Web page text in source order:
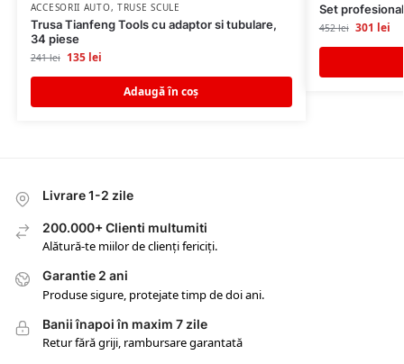
ACCESORII AUTO, TRUSE SCULE
Trusa Tianfeng Tools cu adaptor si tubulare,
34 piese
241lei 135 lei
Adaugă în coș
Set
452lei 301 lei
Livrare 1-2 zile
200.000+ Clienti multumiti
Alătură-te miilor de clienți fericiți.
Garantie 2 ani
Produse sigure, protejate timp de doi ani.
Banii înapoi în maxim 7 zile
Retur fără griji, rambursare garantată